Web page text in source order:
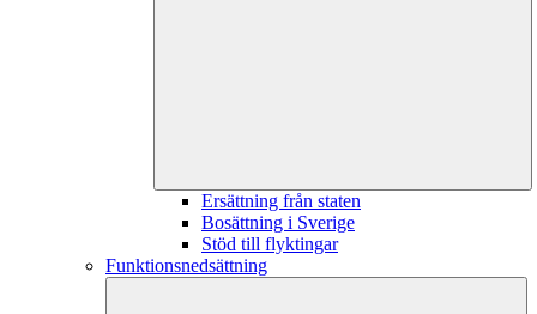
Ersättning från staten
Bosättning i Sverige
Stöd till flyktingar
Funktionsnedsättning